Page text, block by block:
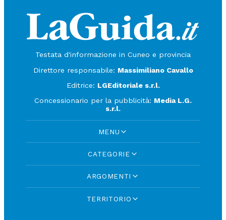
Testata d'informazione in Cuneo e provincia
Direttore responsabile: Massimiliano Cavallo
Editrice: LGEditoriale s.r.l.
Concessionario per la pubblicità: Media L.G.
s.r.l.
MENU
CATEGORIE
ARGOMENTI
TERRITORIO